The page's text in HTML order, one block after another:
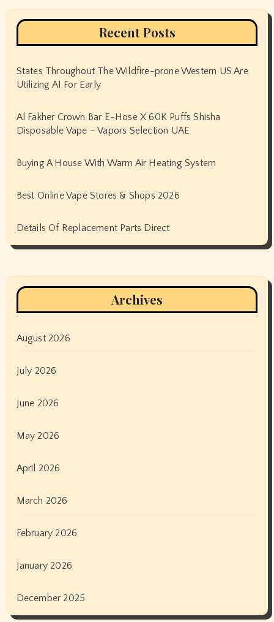
Recent Posts
States Throughout The Wildfire-prone Western US Are
Utilizing AI For Early
Al Fakher Crown Bar E-Hose X 60K Puffs Shisha
Disposable Vape – Vapors Selection UAE
Buying A House With Warm Air Heating System
Best Online Vape Stores & Shops 2026
Details Of Replacement Parts Direct
Archives
August 2026
July 2026
June 2026
May 2026
April 2026
March 2026
February 2026
January 2026
December 2025